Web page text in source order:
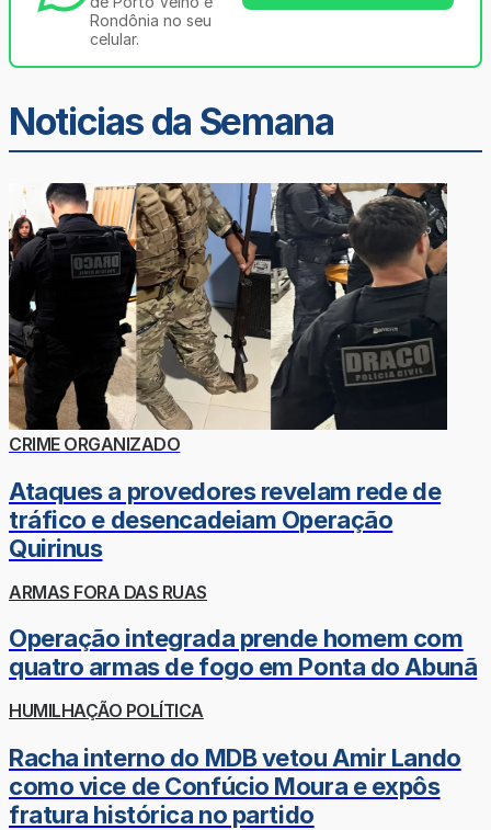
Rondônia no seu
celular.
Noticias da Semana
CRIME ORGANIZADO
Ataques a provedores revelam rede de
tráfico e desencadeiam Operação
Quirinus
ARMAS FORA DAS RUAS
Operação integrada prende homem com
quatro armas de fogo em Ponta do Abunã
HUMILHAÇÃO POLÍTICA
Racha interno do MDB vetou Amir Lando
como vice de Confúcio Moura e expôs
fratura histórica no partido